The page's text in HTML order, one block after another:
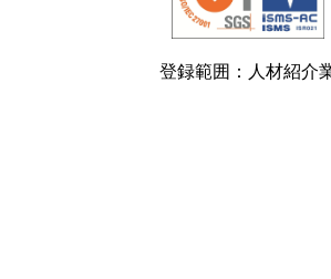
登録範囲：人材紹介